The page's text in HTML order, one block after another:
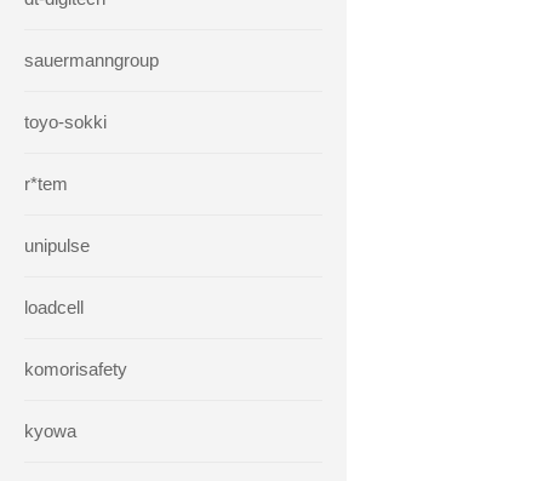
sauermanngroup
toyo-sokki
r*tem
unipulse
loadcell
komorisafety
kyowa